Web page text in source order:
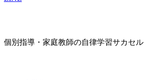
個別指導・家庭教師の自律学習サカセル